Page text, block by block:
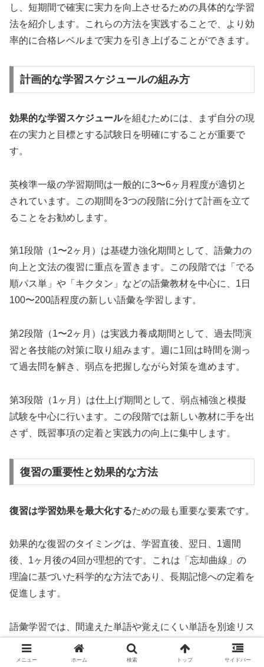
し、短期間で確実に実力を向上させるための具体的な学習
法を紹介します。これらの方法を実践することで、より効
率的に合格レベルまで実力を引き上げることができます。
計画的な学習スケジュールの組み方
効果的な学習スケジュールを組むためには、まず自分の現
在の実力と目標とする試験日を明確にすることが重要で
す。
英検準一級の学習期間は一般的に3〜6ヶ月程度が適切と
されています。この期間を3つの段階に分けて計画を立て
ることをお勧めします。
第1段階（1〜2ヶ月）は基礎力強化期間として、語彙力の
向上と文法の復習に重点を置きます。この段階では「でる
順パス単」や「キクタン」などの語彙教材を中心に、1日
100〜200語程度の新しい語彙を学習します。
第2段階（1〜2ヶ月）は実践力養成期間として、過去問演
習と各技能の対策に取り組みます。週に1回は時間を測っ
て過去問を解き、弱点を把握しながら対策を進めます。
第3段階（1ヶ月）は仕上げ期間として、弱点補強と模擬
試験を中心に行います。この段階では新しい教材に手を出
さず、既習事項の定着と実践力の向上に集中します。
復習の重要性と効果的な方法
復習は学習効果を最大化するための最も重要な要素です。
効果的な復習のタイミングは、学習直後、翌日、1週間
後、1ヶ月後の4回が理想的です。これは「忘却曲線」の
理論に基づいた科学的な方法であり、長期記憶への定着を
促進します。
語彙学習では、間違えた単語や覚えにくい単語を別途リス
トアップし、重点的に復習することが効果的です。また、
単語カードやアプリを活用して、スキマ時間を有効活用す
メニュー ホーム 検索 トップ サイドバー